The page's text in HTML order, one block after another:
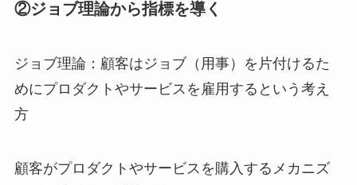
②ジョブ理論から指標を導く
ジョブ理論：顧客はジョブ（用事）を片付けるた
めにプロダクトやサービスを雇用するという考え
方
顧客がプロダクトやサービスを購入するメカニズ